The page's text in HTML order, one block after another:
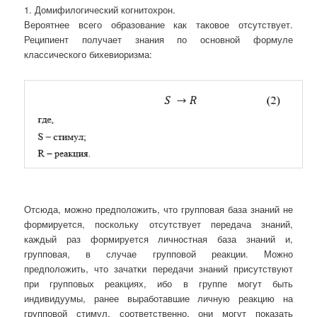
1. Домифилогический когнитохрон.
Вероятнее всего образование как таковое отсутствует.
Реципиент получает знания по основной формуле
классического бихевиоризма:
Отсюда, можно предположить, что групповая база знаний не
формируется, поскольку отсутствует передача знаний,
каждый раз формируется личностная база знаний и,
групповая, в случае групповой реакции. Можно
предположить, что зачатки передачи знаний присутствуют
при групповых реакциях, ибо в группе могут быть
индивидуумы, ранее выработавшие личную реакцию на
групповой стимул, соответственно, они могут показать